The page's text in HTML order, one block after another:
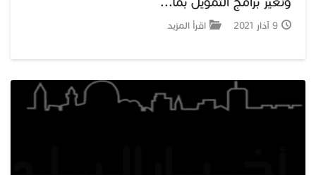
9 آذار 2021 اقرأ المزيد